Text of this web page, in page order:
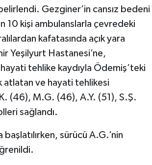
Gezginer’in cansız bedeni
10 kişi ambulanslarla çevredeki
kafatasında açık yara
Yeşilyurt Hastanesi’ne,
tehlike kaydıyla Ödemiş’teki
atlatan ve hayati tehlikesi
(46), M.G. (46), A.Y. (51), S.Ş.
sağlandı.
sürücü A.G.’nin